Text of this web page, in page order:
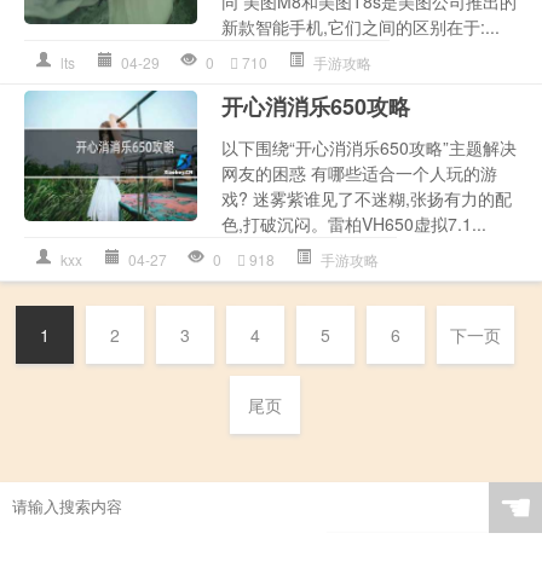
新款智能手机,它们之间的区别在于:...
lts 04-29 0 710 手游攻略
开心消消乐650攻略
以下围绕“开心消消乐650攻略”主题解决
网友的困惑 有哪些适合一个人玩的游
戏? 迷雾紫谁见了不迷糊,张扬有力的配
色,打破沉闷。雷柏VH650虚拟7.1...
kxx 04-27 0 918 手游攻略
1 2 3 4 5 6 下一页
尾页
☚